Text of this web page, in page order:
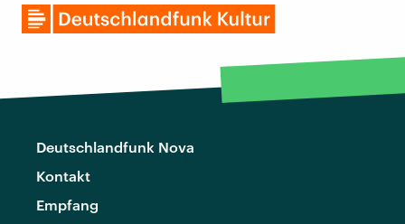
Deutschlandfunk Nova
Kontakt
Empfang